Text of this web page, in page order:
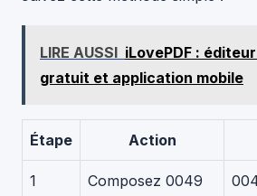
LIRE AUSSI iLovePDF :
gratuit et application mobile
Étape Action
1 Composez 0049